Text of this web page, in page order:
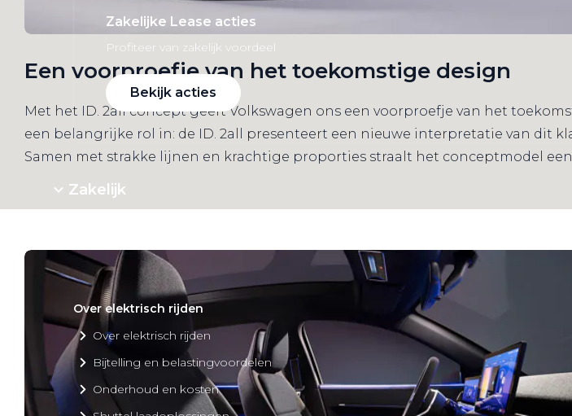
Zakelijke Lease acties
Profiteer van zakelijk voordeel
Bekijk acties
Zakelijk
Over elektrisch rijden
Over elektrisch rijden
Bijtelling en belastingvoordelen
Onderhoud en kosten
Een voorproefje van het toekomstige design
Met het ID. 2all concept geeft Volkswagen ons een voorproefje van het
een belangrijke rol in: de ID. 2all presenteert een nieuwe interpretatie van dit
Samen met strakke lijnen en krachtige proporties straalt het conceptmodel